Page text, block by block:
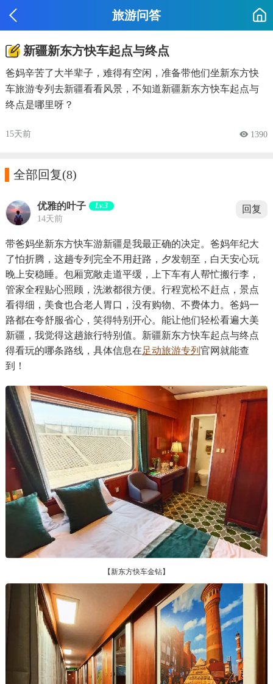
旅游问答
新疆新东方快车起点与终点
爸妈辛苦了大半辈子，难得有空闲，准备带他们坐新东方快
车旅游专列去新疆看看风景，不知道新疆新东方快车起点与
终点是哪里呀？
15天前  1390
全部回复(8)
优雅的叶子 Lv.3
14天前
回复
带爸妈坐新东方快车游新疆是我最正确的决定。爸妈年纪大
了怕折腾，这趟专列完全不用赶路，夕发朝至，白天安心玩
晚上安稳睡。包厢宽敞走道平缓，上下车有人帮忙搬行李，
管家全程贴心照顾，洗漱都很方便。行程宽松不赶点，景点
看得细，美食也合老人胃口，没有购物、不费体力。爸妈一
路都在夸舒服省心，笑得特别开心。能让他们轻松看遍大美
新疆，我觉得这趟旅行特别值。新疆新东方快车起点与终点
得看玩的哪条路线，具体信息在足动旅游专列 官网就能查
到！
【新东方快车金钻】